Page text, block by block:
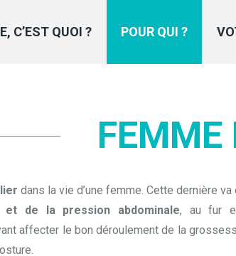
C’EST QUOI ? POUR QUI ?
FEMME
dans la vie d’une femme. Cette dernière
de la pression abdominale, au fur
affecter le bon déroulement de la